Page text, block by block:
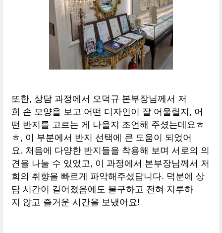
또한, 상담 과정에서 오덕규 본부장님께서 저
희 손 모양을 보고 어떤 디자인이 잘 어울릴지, 어
떤 반지를 고르는 게 나을지 조언해 주셨는데요ㅎ
ㅎ, 이 부분에서 반지 선택에 큰 도움이 되었어
요. 처음에 다양한 반지들을 착용해 보며 서로의 의
견을 나눌 수 있었고, 이 과정에서 본부장님께서 저
희의 취향을 빠르게 파악해주셨답니다. 덕분에 상
담 시간이 길어졌음에도 불구하고 전혀 지루하
지 않고 즐거운 시간을 보냈어요​!